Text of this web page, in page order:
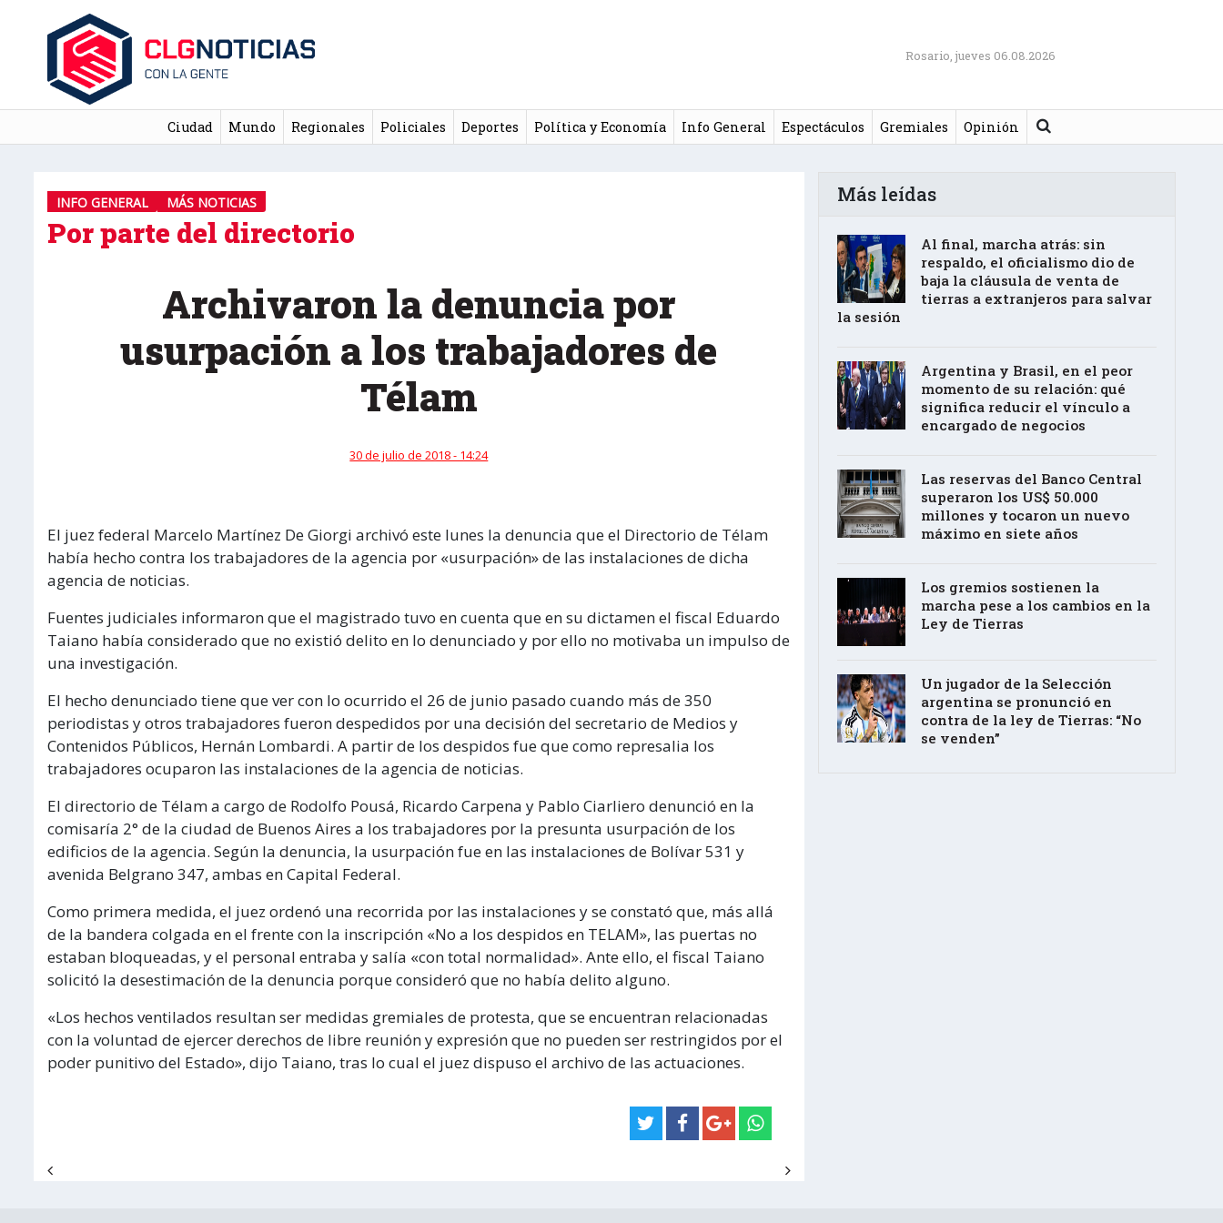
Rosario, jueves 06.08.2026
Ciudad Mundo Regionales Policiales Deportes Política y Economía Info General Espectáculos Gremiales Opinión Buscar
INFO GENERAL MÁS NOTICIAS
Por parte del directorio
Archivaron la denuncia por
usurpación a los trabajadores de
Télam
30 de julio de 2018 - 14:24
El juez federal Marcelo Martínez De Giorgi archivó este lunes la denuncia que el Directorio de Télam
había hecho contra los trabajadores de la agencia por «usurpación» de las instalaciones de dicha
agencia de noticias.
Fuentes judiciales informaron que el magistrado tuvo en cuenta que en su dictamen el fiscal Eduardo
Taiano había considerado que no existió delito en lo denunciado y por ello no motivaba un impulso de
una investigación.
El hecho denunciado tiene que ver con lo ocurrido el 26 de junio pasado cuando más de 350
periodistas y otros trabajadores fueron despedidos por una decisión del secretario de Medios y
Contenidos Públicos, Hernán Lombardi. A partir de los despidos fue que como represalia los
trabajadores ocuparon las instalaciones de la agencia de noticias.
El directorio de Télam a cargo de Rodolfo Pousá, Ricardo Carpena y Pablo Ciarliero denunció en la
comisaría 2° de la ciudad de Buenos Aires a los trabajadores por la presunta usurpación de los
edificios de la agencia. Según la denuncia, la usurpación fue en las instalaciones de Bolívar 531 y
avenida Belgrano 347, ambas en Capital Federal.
Como primera medida, el juez ordenó una recorrida por las instalaciones y se constató que, más allá
de la bandera colgada en el frente con la inscripción «No a los despidos en TELAM», las puertas no
estaban bloqueadas, y el personal entraba y salía «con total normalidad». Ante ello, el fiscal Taiano
solicitó la desestimación de la denuncia porque consideró que no había delito alguno.
«Los hechos ventilados resultan ser medidas gremiales de protesta, que se encuentran relacionadas
con la voluntad de ejercer derechos de libre reunión y expresión que no pueden ser restringidos por el
poder punitivo del Estado», dijo Taiano, tras lo cual el juez dispuso el archivo de las actuaciones.
Más leídas
Al final, marcha atrás: sin
respaldo, el oficialismo dio de
baja la cláusula de venta de
tierras a extranjeros para salvar
la sesión
Argentina y Brasil, en el peor
momento de su relación: qué
significa reducir el vínculo a
encargado de negocios
Las reservas del Banco Central
superaron los US$ 50.000
millones y tocaron un nuevo
máximo en siete años
Los gremios sostienen la
marcha pese a los cambios en la
Ley de Tierras
Un jugador de la Selección
argentina se pronunció en
contra de la ley de Tierras: “No
se venden”